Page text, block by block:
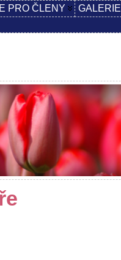
PRO ČLENY GALERIE